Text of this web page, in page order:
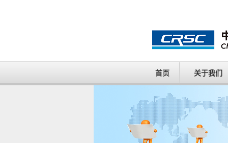
首页 关于我们